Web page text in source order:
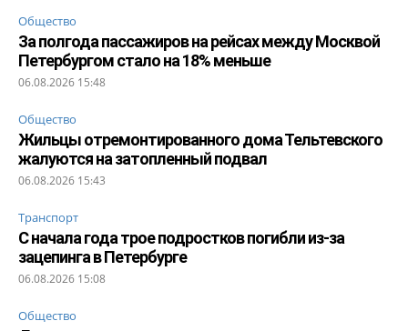
Общество
За полгода пассажиров на рейсах между Москвой
Петербургом стало на 18% меньше
06.08.2026 15:48
Общество
Жильцы отремонтированного дома Тельтевского
жалуются на затопленный подвал
06.08.2026 15:43
Транспорт
С начала года трое подростков погибли из-за
зацепинга в Петербурге
06.08.2026 15:08
Общество